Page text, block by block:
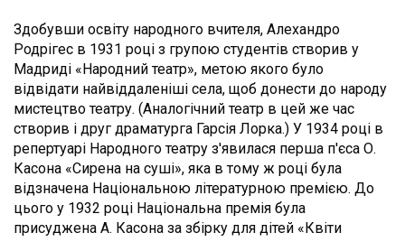
Здобувши освіту народного вчителя, Алехандро
Родрігес в 1931 році з групою студентів створив у
Мадриді «Народний театр», метою якого було
відвідати найвіддаленіші села, щоб донести до народу
мистецтво театру. (Аналогічний театр в цей же час
створив і друг драматурга Гарсія Лорка.) У 1934 році в
репертуарі Народного театру з'явилася перша п'єса О.
Касона «Сирена на суші», яка в тому ж році була
відзначена Національною літературною премією. До
цього у 1932 році Національна премія була
присуджена А. Касона за збірку для дітей «Квіти